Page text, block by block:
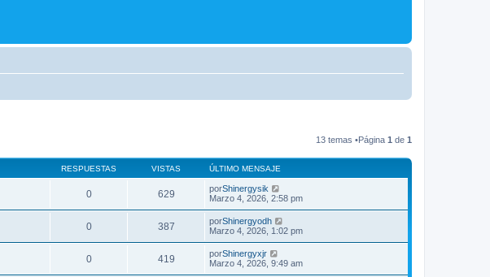
13 temas •Página 1 de 1
RESPUESTAS VISTAS ÚLTIMO MENSAJE
0 629 porShinergysik
Marzo 4, 2026, 2:58 pm
0 387 porShinergyodh
Marzo 4, 2026, 1:02 pm
0 419 porShinergyxjr
Marzo 4, 2026, 9:49 am